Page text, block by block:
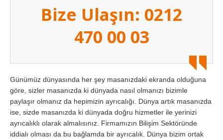
Bize Ulaşın: 0212
470 00 03
Günümüz dünyasında her şey masanızdaki ekranda olduğuna
göre, sizler masanızda ki dünyada nasıl olmanızı bizimle
paylaşır olmanız da hepimizin ayrıcalığı. Dünya artık masanızda
ise, sizde masanızda ki dünyada doğru hizmetler ile yerinizi
ayrıcalıklı olarak almalısınız. Firmamızın Bilişim Sektöründe
iddialı olması da bu bağlamda bir ayrıcalık. Dünya bizim ortak